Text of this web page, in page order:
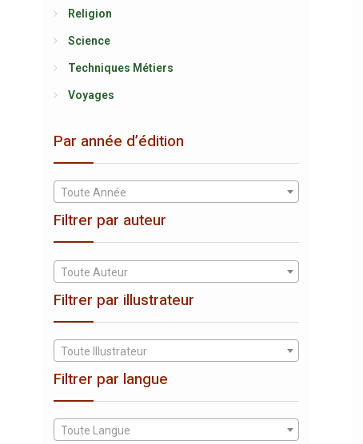
Religion
Science
Techniques Métiers
Voyages
Par année d’édition
Toute Année
Filtrer par auteur
Toute Auteur
Filtrer par illustrateur
Toute Illustrateur
Filtrer par langue
Toute Langue